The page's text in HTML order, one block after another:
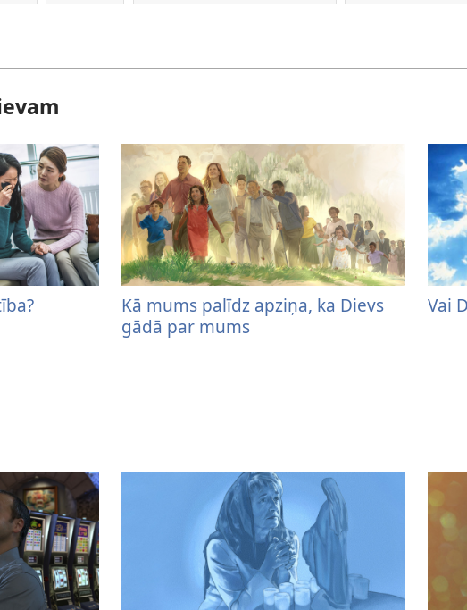
Kā mums palīdz apziņa, ka Dievs
gādā par mums
Vai